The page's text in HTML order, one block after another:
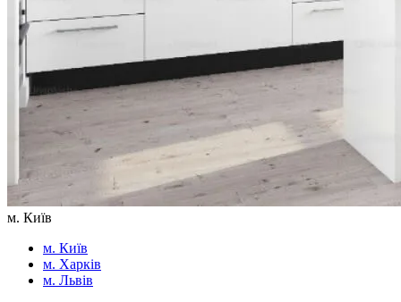
м. Київ
м. Київ
м. Харків
м. Львів